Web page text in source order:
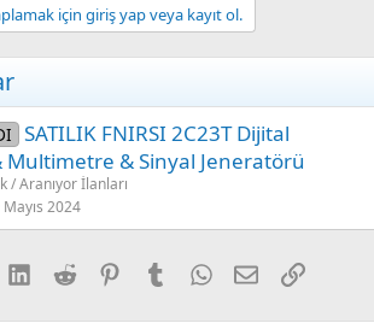
için giriş yap veya kayıt ol.
SATILIK FNIRSI 2C23T Dijital
Multimetre & Sinyal Jeneratörü
/ Aranıyor İlanları
Mayıs 2024
(Twitter)
LinkedIn
Reddit PinterestTumblrWhatsApp
E-postaLink